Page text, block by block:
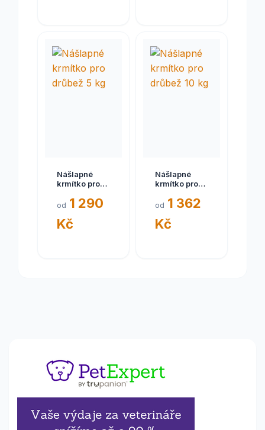
Nášlapné
krmítko pro
od 1 290
Kč
Nášlapné
krmítko pro
od 1 362
Kč